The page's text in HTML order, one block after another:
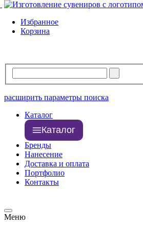
Избранное
Корзина
расширить параметры поиска
Каталог
Каталог
Бренды
Нанесение
Доставка и оплата
Портфолио
Контакты
Меню